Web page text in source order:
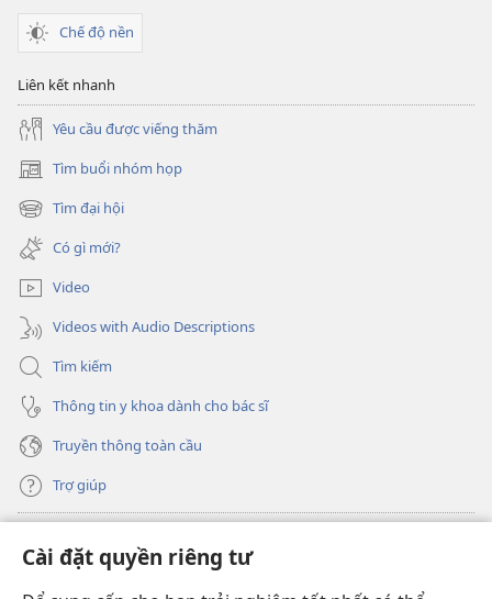
Cài đặt quyền riêng tư
Chế độ nền
Liên kết nhanh
Yêu cầu được viếng thăm
Tìm buổi nhóm họp
(mở
cửa
sổ
mới)
Tìm đại hội
(mở
cửa
sổ
mới)
Có gì mới?
Video
Videos with Audio Descriptions
Tìm kiếm
Thông tin y khoa dành cho bác sĩ
Truyền thông toàn cầu
Trợ giúp
(mở
cửa
sổ